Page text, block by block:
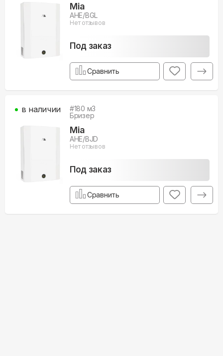
Mia
AHE/BGL
Нет отзывов
Под заказ
Сравнить
#180 м3
Бризер
Mia
AHE/BJD
Нет отзывов
Под заказ
в наличии
Сравнить